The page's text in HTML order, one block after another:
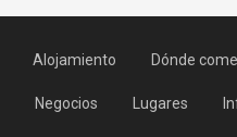
Alojamiento Dónde
Negocios Lugares